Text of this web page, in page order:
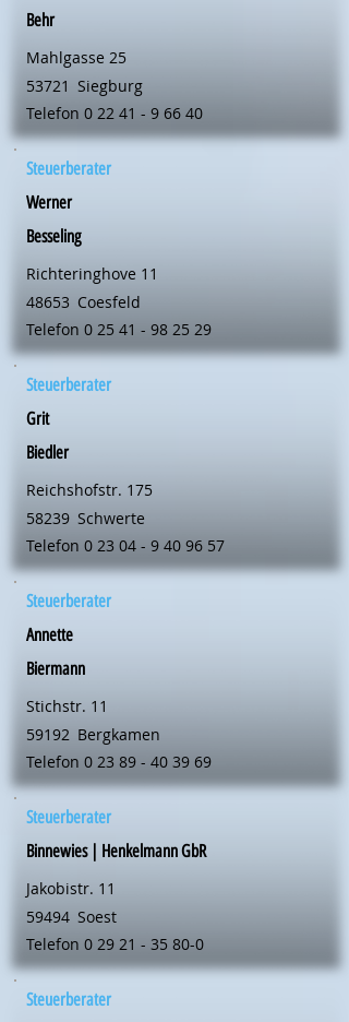
Behr
Mahlgasse 25
53721 Siegburg
Telefon 0 22 41 - 9 66 40
Steuerberater
Werner
Besseling
Richteringhove 11
48653 Coesfeld
Telefon 0 25 41 - 98 25 29
Steuerberater
Grit
Biedler
Reichshofstr. 175
58239 Schwerte
Telefon 0 23 04 - 9 40 96 57
Steuerberater
Annette
Biermann
Stichstr. 11
59192 Bergkamen
Telefon 0 23 89 - 40 39 69
Steuerberater
Binnewies | Henkelmann GbR
Jakobistr. 11
59494 Soest
Telefon 0 29 21 - 35 80-0
Steuerberater